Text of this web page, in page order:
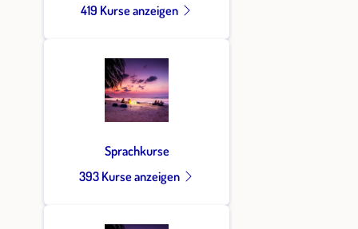
419 Kurse anzeigen
Sprachkurse
393 Kurse anzeigen